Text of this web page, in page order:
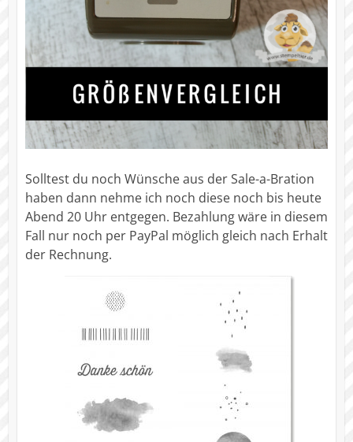
Solltest du noch Wünsche aus der Sale-a-Bration
haben dann nehme ich noch diese noch bis heute
Abend 20 Uhr entgegen. Bezahlung wäre in diesem
Fall nur noch per PayPal möglich gleich nach Erhalt
der Rechnung.